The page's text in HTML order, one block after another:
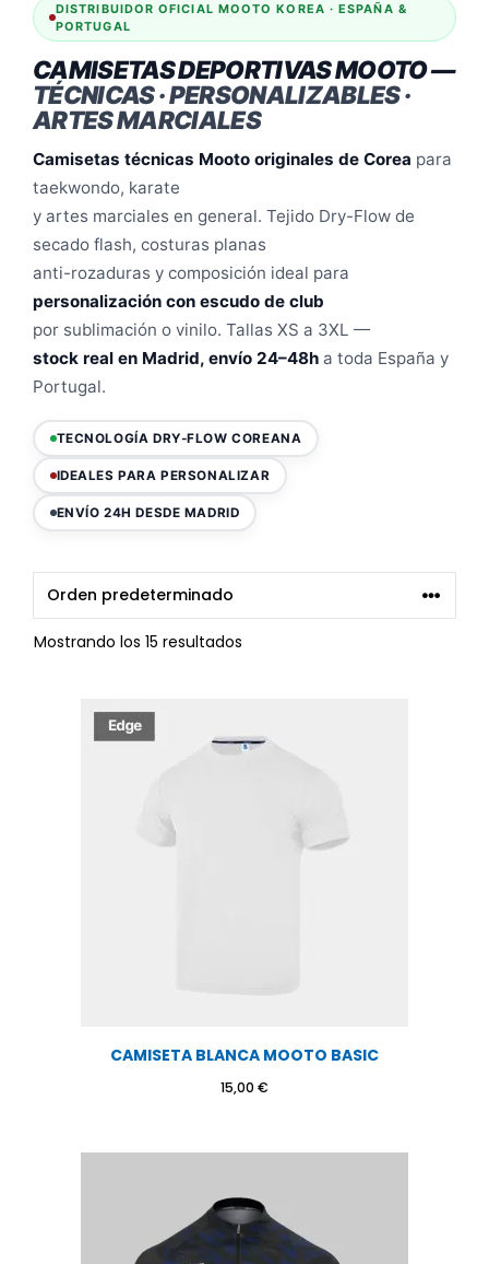
DISTRIBUIDOR OFICIAL MOOTO KOREA · ESPAÑA &
PORTUGAL
CAMISETAS DEPORTIVAS MOOTO —
TÉCNICAS · PERSONALIZABLES ·
ARTES MARCIALES
Camisetas técnicas Mooto originales de Corea para
taekwondo, karate
y artes marciales en general. Tejido Dry-Flow de
secado flash, costuras planas
anti-rozaduras y composición ideal para
personalización con escudo de club
por sublimación o vinilo. Tallas XS a 3XL —
stock real en Madrid, envío 24–48h a toda España y
Portugal.
TECNOLOGÍA DRY-FLOW COREANA
IDEALES PARA PERSONALIZAR
ENVÍO 24H DESDE MADRID
Mostrando los 15 resultados
CAMISETA BLANCA MOOTO BASIC
15,00 €